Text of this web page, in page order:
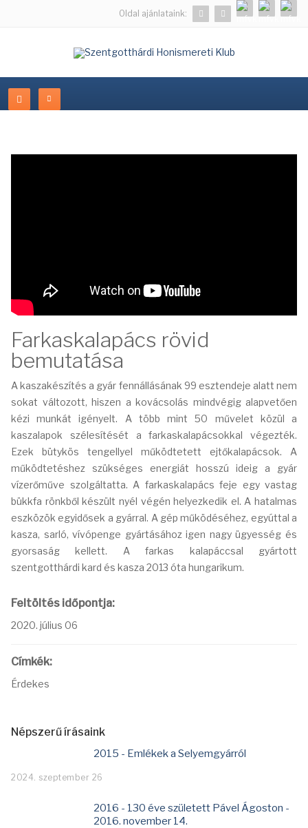
Oldal ajánlataink:
Farkaskalapács rövid
bemutatása
A kaszakészítés a gyár fennállásának 99 esztendeje alatt nem
sokat változott, hiszen a kovácsolás mindvégig alapvetően
kézi munkát igényelt. A több mint 50 művelet közül a
kaszalapok szélesítését a farkaskalapácsokkal végezték.
Ezek bütykös tengellyel működtetett ejtőkalapácsok. A
működtetéshez szükséges energiát hosszú ideig a gyár
vízerőműve szolgáltatta. A farkaskalapács feje egy vastag
bükkfa rönkből készült nyél végén helyezkedik el. A hatalmas
eszközök egyidősek a gyárral. A gép működéséhez, egyúttal a
kasza, sarló, vívópenge gyártásához igen nagy ügyesség és
gyorsaság kellett. A farkas kalapáccsal gyártott
szentgotthárdi kard és kasza 2013 óta hungarikum.
Feltöltés időpontja:
2020. július 06
Címkék:
Érdekes
Népszerű írásaink
2015 - Emlékek a Selyemgyárról
2024. szeptember 26
2016 - 130 éve született Pável Ágoston -
2016. november 14.